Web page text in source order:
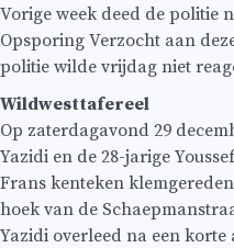
Vorige week deed de politie
Opsporing Verzocht aan
politie wilde vrijdag niet
Wildwesttafereel
Op zaterdagavond 29
Yazidi en de 28-jarige
Frans kenteken
hoek van de
Yazidi overleed na een